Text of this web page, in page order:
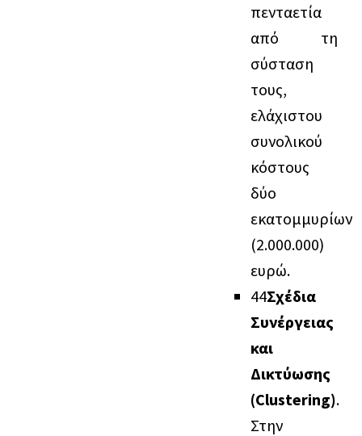
πενταετία
από τη
σύσταση
τους,
ελάχιστου
συνολικού
κόστους
δύο
εκατομμυρίων
(2.000.000)
ευρώ.
44Σχέδια
Συνέργειας
και
Δικτύωσης
(Clustering).
Στην